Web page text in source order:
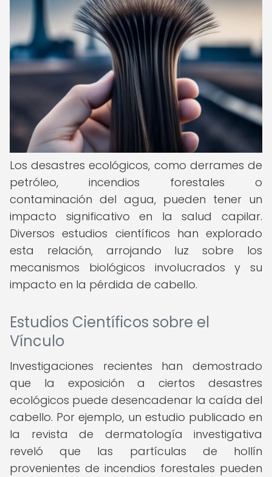
Los desastres ecológicos, como derrames de
petróleo, incendios forestales o
contaminación del agua, pueden tener un
impacto significativo en la salud capilar.
Diversos estudios científicos han explorado
esta relación, arrojando luz sobre los
mecanismos biológicos involucrados y su
impacto en la pérdida de cabello.
Estudios Científicos sobre el
Vínculo
Investigaciones recientes han demostrado
que la exposición a ciertos desastres
ecológicos puede desencadenar la caída del
cabello. Por ejemplo, un estudio publicado en
la revista de dermatología investigativa
reveló que las partículas de hollín
provenientes de incendios forestales pueden